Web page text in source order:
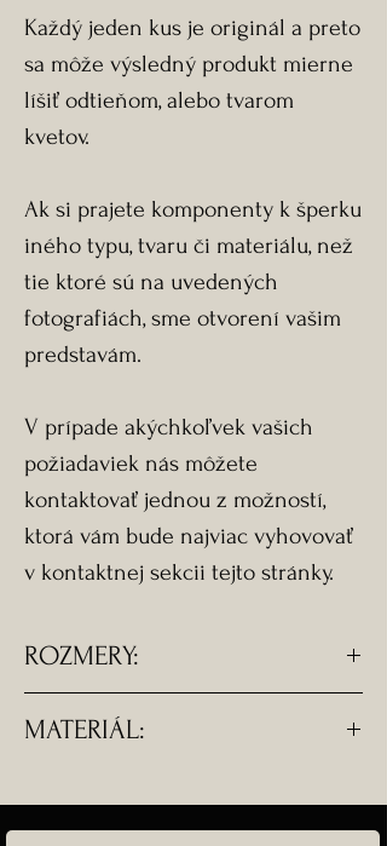
Každý jeden kus je originál a preto
sa môže výsledný produkt mierne
líšiť odtieňom, alebo tvarom
kvetov.
Ak si prajete komponenty k šperku
iného typu, tvaru či materiálu, než
tie ktoré sú na uvedených
fotografiách, sme otvorení vašim
predstavám.
V prípade akýchkoľvek vašich
požiadaviek nás môžete
kontaktovať jednou z možností,
ktorá vám bude najviac vyhovovať
v kontaktnej sekcii tejto stránky.
ROZMERY:
- Dĺžka náhrdelníku 45 cm
- Dĺžka náušnice s komponentom
MATERIÁL: